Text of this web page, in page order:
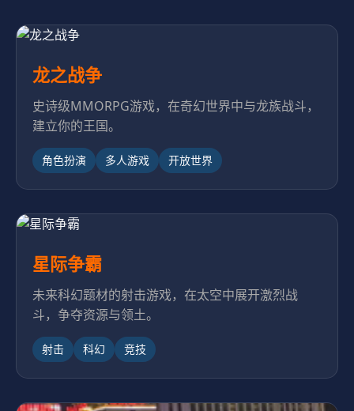
龙之战争
史诗级MMORPG游戏，在奇幻世界中与龙族战斗，
建立你的王国。
角色扮演 多人游戏 开放世界
星际争霸
未来科幻题材的射击游戏，在太空中展开激烈战
斗，争夺资源与领土。
射击 科幻 竞技